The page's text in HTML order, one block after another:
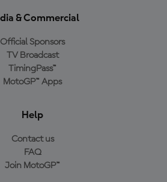
& Commercial
Official Sponsors
TV Broadcast
TimingPass™
MotoGP™ Apps
Help
Contact us
FAQ
Join MotoGP™